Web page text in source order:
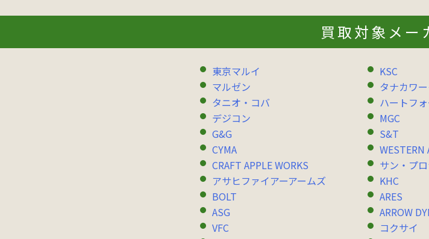
買取対象メー
東京マルイ KSC
マルゼン
タナカワ
タニオ・コバ
ハートフ
デジコン
MGC
G&G
S&T
CYMA
WESTERN
CRAFT APPLE WORKS
サン・プ
アサヒファイアーアームズ
KHC
BOLT
ARES
ASG
ARROW
VFC
コクサイ